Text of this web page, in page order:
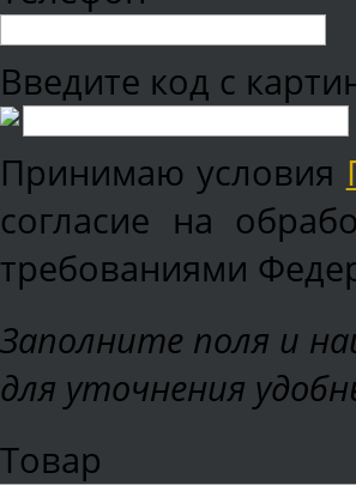
Введите код с
Принимаю условия
согласие на
требованиями
Заполните поля и
для уточнения
Товар